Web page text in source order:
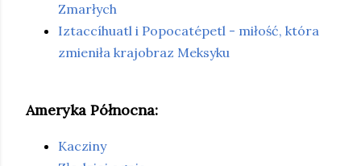
Zmarłych
Iztaccíhuatl i Popocatépetl - miłość, która
zmieniła krajobraz Meksyku
Ameryka Północna:
Kacziny